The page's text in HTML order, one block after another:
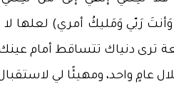
رَبّي وَمَليكُ أمري) لعلها لا
ترى دنياك تتساقط أمام
عامٍ واحد، ومهيئًا لي